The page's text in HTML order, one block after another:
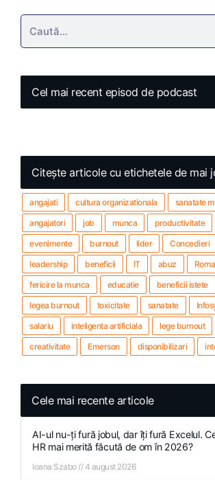
Cel mai recent episod de podcast
Citește articole cu etichetele de mai
angajati cultura organizationala
sanatate
angajatori
job munca productivitate
evenimente
burnout lider Concedieri
leadership
beneficii IT abuz
fericire la munca
educatie beneficii istete
legea burnout
toxicitate sanatate
salariu
inteligenta artificiala lege burnout
creativitate
Emerson disponibilizari
Cele mai recente articole
AI-ul nu-ți fură jobul, dar îți fură Excelul.
HR mai merită făcută de om în 2026?
Ioana Szabo 4 august 2026